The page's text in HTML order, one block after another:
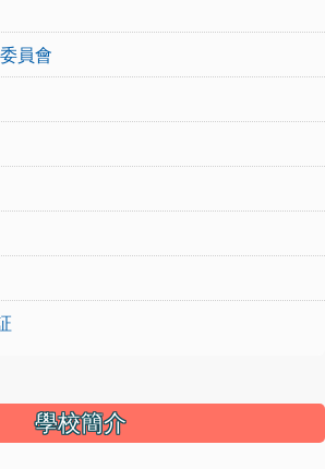
員會
學校簡介